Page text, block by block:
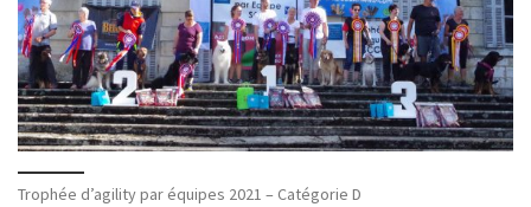
Trophée d’agility par équipes 2021 – Catégorie D